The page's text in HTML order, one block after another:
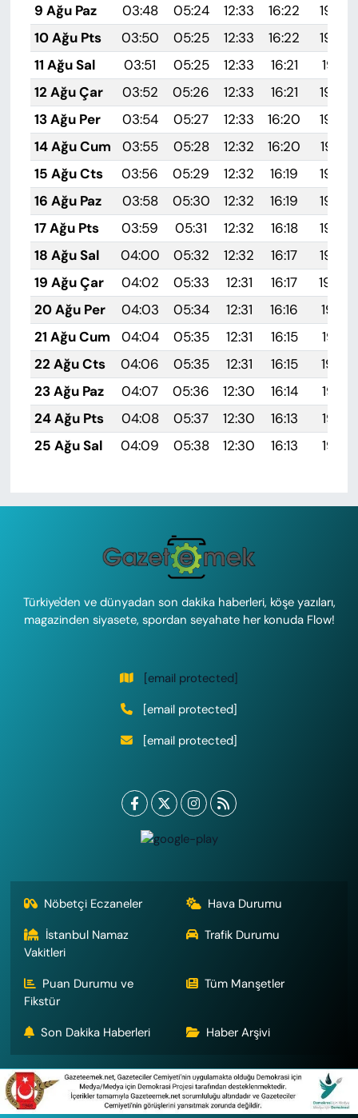
9 Ağu Paz
03:48 05:24 12:33 16:22
19:33
10 Ağu Pts
03:50 05:25 12:33 16:22
19:32
11 Ağu Sal
03:51 05:25 12:33 16:21
19:31
12 Ağu Çar
03:52 05:26 12:33 16:21
19:29
13 Ağu Per
03:54 05:27 12:33 16:20
19:28
14 Ağu Cum
03:55 05:28 12:32 16:20
19:27
15 Ağu Cts
03:56 05:29 12:32 16:19
19:26
16 Ağu Paz
03:58 05:30 12:32 16:19
19:24
17 Ağu Pts
03:59 05:31 12:32 16:18
19:23
18 Ağu Sal
04:00 05:32 12:32 16:17
19:22
19 Ağu Çar
04:02 05:33 12:31 16:17
19:20
20 Ağu Per
04:03 05:34 12:31 16:16
19:19
21 Ağu Cum
04:04 05:35 12:31 16:15
19:18
22 Ağu Cts
04:06 05:35 12:31 16:15
19:16
23 Ağu Paz
04:07 05:36 12:30 16:14
19:15
24 Ağu Pts
04:08 05:37 12:30 16:13
19:13
25 Ağu Sal
04:09 05:38 12:30 16:13 19:12
Türkiye'den ve dünyadan son dakika haberleri, köşe yazıları,
magazinden siyasete, spordan seyahate her konuda Flow!
[email protected]
[email protected]
[email protected]
Nöbetçi Eczaneler
Hava Durumu
İstanbul Namaz
Vakitleri
Trafik Durumu
Puan Durumu ve
Fikstür
Tüm Manşetler
Son Dakika Haberleri Haber Arşivi